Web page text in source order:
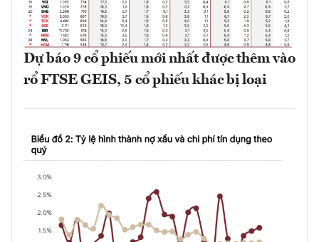
Dự báo 9 cổ phiếu mới nhất được thêm vào
rổ FTSE GEIS, 5 cổ phiếu khác bị loại